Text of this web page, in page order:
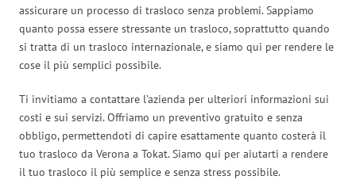
assicurare un processo di trasloco senza problemi. Sappiamo
quanto possa essere stressante un trasloco, soprattutto quando
si tratta di un trasloco internazionale, e siamo qui per rendere le
cose il più semplici possibile.
Ti invitiamo a contattare l’azienda per ulteriori informazioni sui
costi e sui servizi. Offriamo un preventivo gratuito e senza
obbligo, permettendoti di capire esattamente quanto costerà il
tuo trasloco da Verona a Tokat. Siamo qui per aiutarti a rendere
il tuo trasloco il più semplice e senza stress possibile.